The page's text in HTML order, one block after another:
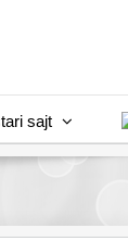
sajt